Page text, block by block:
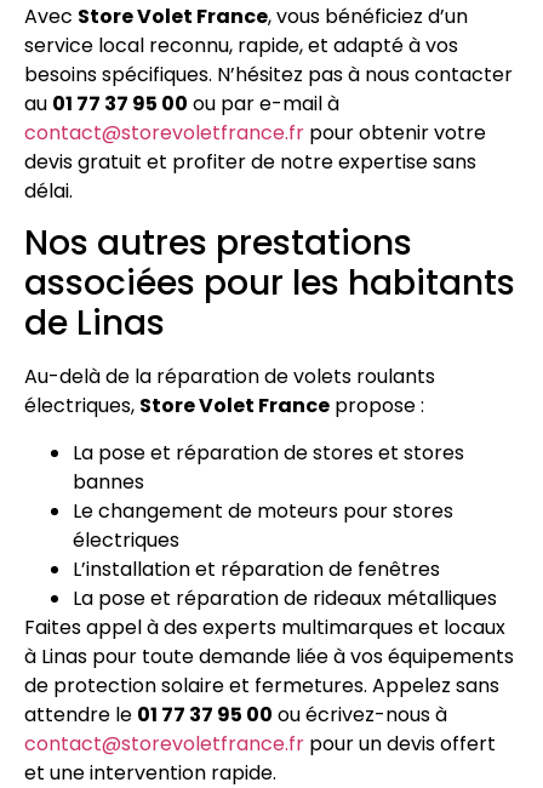
Avec Store Volet France, vous bénéficiez d’un
service local reconnu, rapide, et adapté à vos
besoins spécifiques. N’hésitez pas à nous contacter
au 01 77 37 95 00 ou par e-mail à
contact@storevoletfrance.fr pour obtenir votre
devis gratuit et profiter de notre expertise sans
délai.
Nos autres prestations
associées pour les habitants
de Linas
Au-delà de la réparation de volets roulants
électriques, Store Volet France propose :
La pose et réparation de stores et stores
bannes
Le changement de moteurs pour stores
électriques
L’installation et réparation de fenêtres
La pose et réparation de rideaux métalliques
Faites appel à des experts multimarques et locaux
à Linas pour toute demande liée à vos équipements
de protection solaire et fermetures. Appelez sans
attendre le 01 77 37 95 00 ou écrivez-nous à
contact@storevoletfrance.fr pour un devis offert
et une intervention rapide.